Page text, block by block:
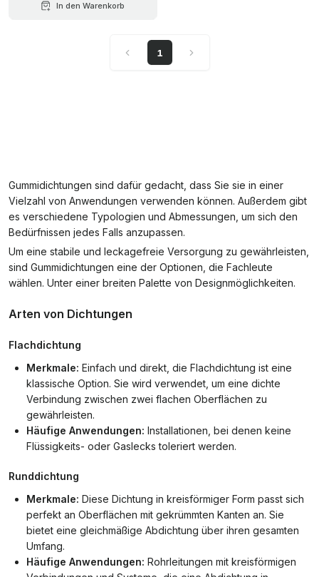
In den Warenkorb
1
Gummidichtungen sind dafür gedacht, dass Sie sie in einer
Vielzahl von Anwendungen verwenden können. Außerdem gibt
es verschiedene Typologien und Abmessungen, um sich den
Bedürfnissen jedes Falls anzupassen.
Um eine stabile und leckagefreie Versorgung zu gewährleisten,
sind Gummidichtungen eine der Optionen, die Fachleute
wählen. Unter einer breiten Palette von Designmöglichkeiten.
Arten von Dichtungen
Flachdichtung
Merkmale: Einfach und direkt, die Flachdichtung ist eine
klassische Option. Sie wird verwendet, um eine dichte
Verbindung zwischen zwei flachen Oberflächen zu
gewährleisten.
Häufige Anwendungen: Installationen, bei denen keine
Flüssigkeits- oder Gaslecks toleriert werden.
Runddichtung
Merkmale: Diese Dichtung in kreisförmiger Form passt sich
perfekt an Oberflächen mit gekrümmten Kanten an. Sie
bietet eine gleichmäßige Abdichtung über ihren gesamten
Umfang.
Häufige Anwendungen: Rohrleitungen mit kreisförmigen